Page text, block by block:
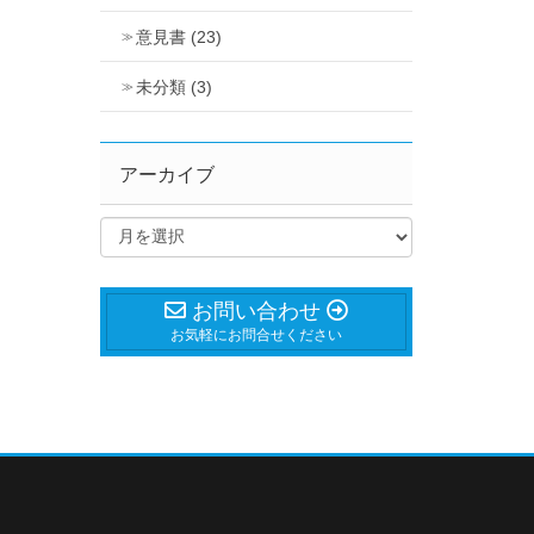
意見書 (23)
未分類 (3)
アーカイブ
お問い合わせ
お気軽にお問合せください